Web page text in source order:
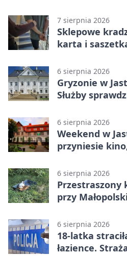
7 sierpnia 2026
Sklepowe
karta i
6 sierpnia 2026
Gryzonie w
Służby
6 sierpnia 2026
Weekend w
przyniesie
6 sierpnia 2026
Przestraszony
przy
6 sierpnia 2026
18-latka
łazience.